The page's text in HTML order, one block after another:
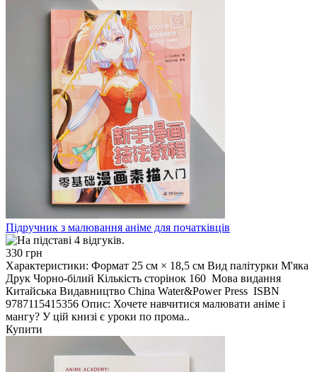
Підручник з малювання аніме для початківців
330 грн
Характеристики: Формат 25 см × 18,5 см Вид палітурки М'яка
Друк Чорно-білий Кількість сторінок 160 Мова видання
Китайська Видавництво China Water&Power Press ISBN
9787115415356 Опис: Хочете навчитися малювати аніме і
мангу? У цій книзі є уроки по прома..
Купити